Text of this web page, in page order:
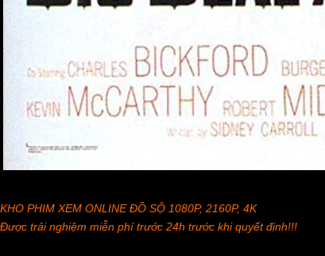
KHO PHIM XEM ONLINE ĐỒ SỘ 1080P, 2160P, 4K
Được trải nghiệm miễn phí trước 24h trước khi quyết định!!!